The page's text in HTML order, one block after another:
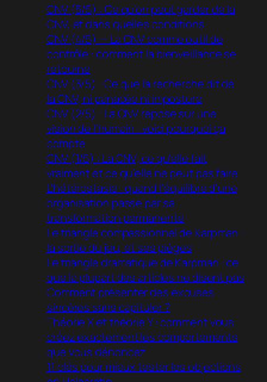
CNV (5/5) : Ce qu’on peut garder de la
CNV, et dans quelles conditions
CNV (4/5) — La CNV comme outil de
contrôle : comment la bienveillance se
retourne
CNV (3/5) : Ce que la recherche dit de
la CNV, ni panacée ni imposture
CNV (2/5) : La CNV repose sur une
vision de l’humain : voici pourquoi ça
compte
CNV (1/5) : La CNV, ce qu’elle fait
vraiment et ce qu’elle ne peut pas faire
L’hétérostasie : quand l’équilibre d’une
organisation passe par sa
transformation permanente
Le triangle compassionnel de Karpman :
la sortie du jeu, et ses pièges
Le triangle dramatique de Karpman : ce
que la plupart des articles ne disent pas
Comment présenter des excuses
sincères sans capituler ?
Théorie X et théorie Y : comment vous
créez exactement les comportements
que vous dénoncez
11 clés pour mieux tester les objections